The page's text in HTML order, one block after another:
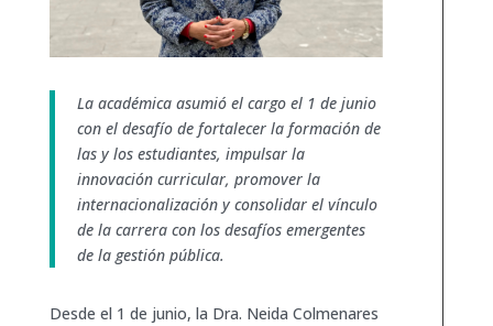
La académica asumió el cargo el 1 de junio
con el desafío de fortalecer la formación de
las y los estudiantes, impulsar la
innovación curricular, promover la
internacionalización y consolidar el vínculo
de la carrera con los desafíos emergentes
de la gestión pública.
Desde el 1 de junio, la Dra. Neida Colmenares